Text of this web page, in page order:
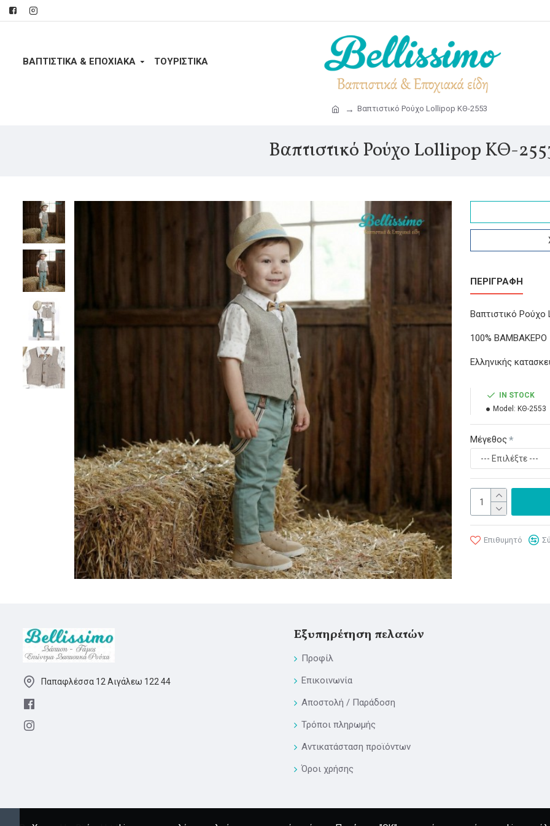
ΒΑΠΤΙΣΤΙΚΑ & ΕΠΟΧΙΑΚΑ ΤΟΥΡΙΣΤΙΚΆ
Βαπτιστικό Ρούχο Lollipop ΚΘ-2553
Βαπτιστικό Ρούχο Lollipop ΚΘ-
ΠΕΡΙΓΡΑΦΉ
Βαπτιστικό Ρούχο
100% ΒΑΜΒΑΚΕΡΟ
Ελληνικής
IN STOCK
Model: ΚΘ-2553
Μέγεθος
Επιθυμητό
Παπαφλέσσα 12 Αιγάλεω 122 44
Εξυπηρέτηση πελατών
Προφίλ
Επικοινωνία
Αποστολή / Παράδοση
Τρόποι πληρωμής
Αντικατάσταση προϊόντων
Όροι χρήσης